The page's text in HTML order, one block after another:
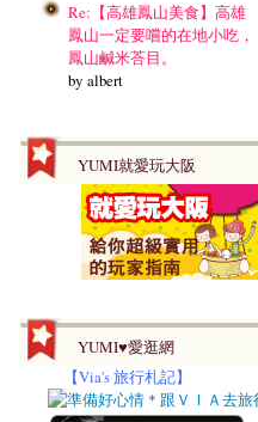
Re:【高雄鳳山美食】高雄
鳳山一定要嚐的在地小吃，
鳳山鹹米荅目。
by albert
YUMI就愛玩大阪
YUMI♥愛逛網
【Via's 旅行札記】